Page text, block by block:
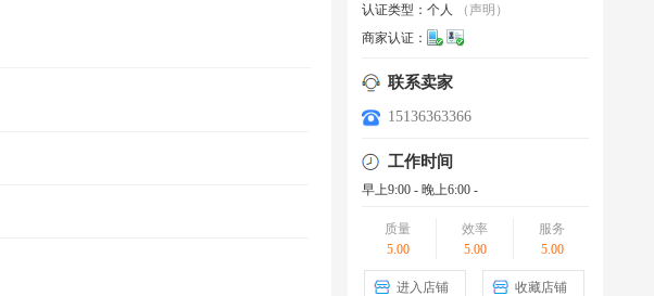
认证类型： 个人
（声明）
商家认证：
联系卖家
15136363366
工作时间
早上9:00 - 晚上6:00 -
质量
5.00
效率
5.00
服务
5.00
进入店铺 收藏店铺